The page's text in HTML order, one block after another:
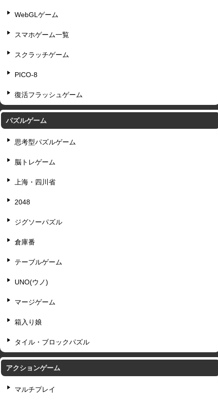
WebGLゲーム
スマホゲーム一覧
スクラッチゲーム
PICO-8
復活フラッシュゲーム
パズルゲーム
思考型パズルゲーム
脳トレゲーム
上海・四川省
2048
ジグソーパズル
倉庫番
テーブルゲーム
UNO(ウノ)
マージゲーム
箱入り娘
タイル・ブロックパズル
アクションゲーム
マルチプレイ